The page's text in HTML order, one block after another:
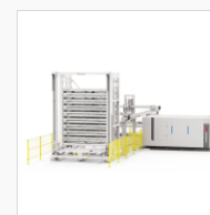
лазерлі кесу